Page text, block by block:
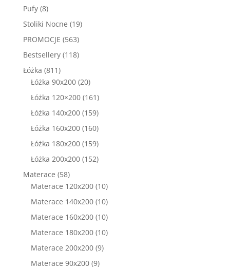
Pufy 88
produktów
Stoliki Nocne 1919
PROMOCJE 563563
produkty
Bestsellery 118118
Łóżka 811811
produktów
Łóżka 90x200 2020
produktów
Łóżka 120×200 161161
produktów
Łóżka 140x200 159159
produktów
Łóżka 160x200 160160
produktów
Łóżka 180x200 159159
produktów
Łóżka 200x200 152152
Materace 5858
produktów
Materace 120x200 1010
produktów
Materace 140x200 1010
produktów
Materace 160x200 1010
produktów
Materace 180x200 1010
Materace 200x200 99
Materace 90x200 99